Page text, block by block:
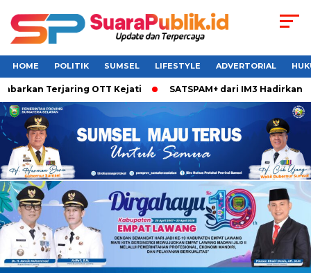
HOME POLITIK SUMSEL LIFESTYLE ADVERTORIAL
Terjaring OTT Kejati SATSPAM+ dari IM3 Hadirkan